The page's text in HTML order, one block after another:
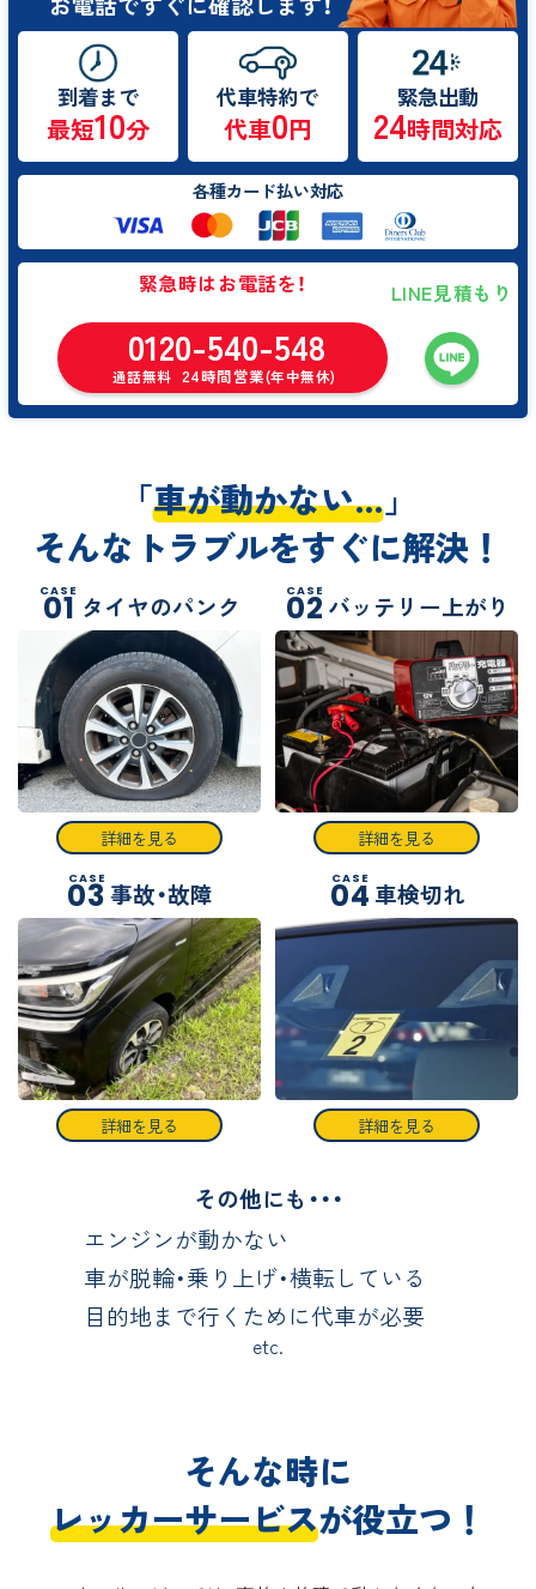
到着まで
最短10分
代車特約で
代車0円
緊急出動
24時間対応
各種カード払い対応
緊急時はお電話を！
0120-540-548
通話無料 24時間営業(年中無休)
LINE見積もり
「車が動かない…」
そんなトラブルをすぐに解決！
CASE
01 タイヤのパンク
詳細を見る
CASE
02 バッテリー上がり
詳細を見る
CASE
03事故・故障
詳細を見る
CASE
04 車検切れ
詳細を見る
その他にも・・・
エンジンが動かない
車が脱輪・乗り上げ・横転している
目的地まで行くために代車が必要
etc.
そんな時に
レッカーサービスが役立つ！